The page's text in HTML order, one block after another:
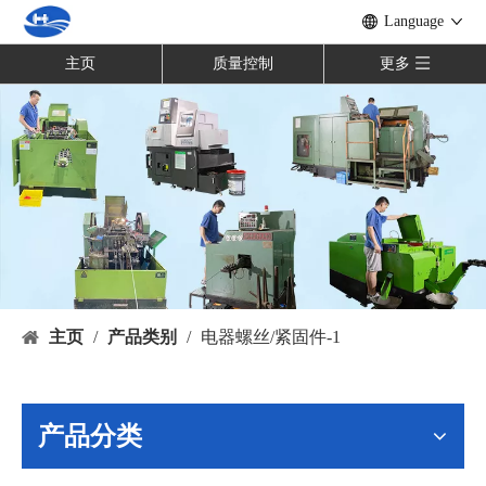
Language
主页 质量控制 更多
主页 / 产品类别 / 电器螺丝/紧固件-1
产品分类